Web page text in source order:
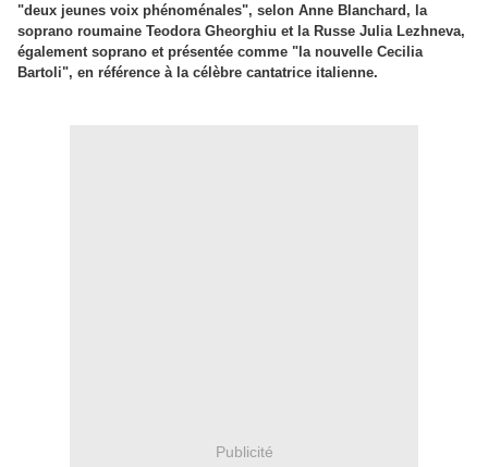
"deux jeunes voix phénoménales", selon Anne Blanchard, la
soprano roumaine Teodora Gheorghiu et la Russe Julia Lezhneva,
également soprano et présentée comme "la nouvelle Cecilia
Bartoli", en référence à la célèbre cantatrice italienne.
Publicité